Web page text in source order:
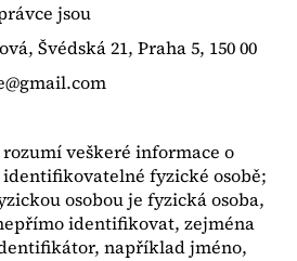
jsou
Švédská 21, Praha 5, 150 00
veškeré informace o
fyzické osobě;
osobou je fyzická osoba,
identifikovat, zejména
například jméno,